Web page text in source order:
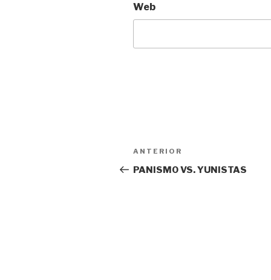
Web
Navegación
de
Entrada
anterior:
ANTERIOR
PANISMO VS. YUNISTAS